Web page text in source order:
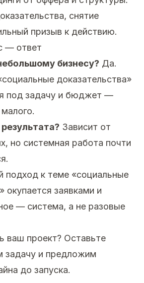
снятие
призыв к действию.
— ответ
бизнесу? Да.
доказательства»
под задачу и бюджет —
Зависит от
но системная работа почти
подход к теме «социальные
окупается заявками и
— система, а не разовые
ваш проект? Оставьте
задачу и предложим
до запуска.